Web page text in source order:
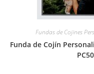
Fundas de Cojines
Funda de Cojín